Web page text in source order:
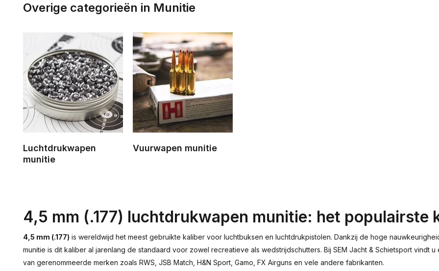
Overige categorieën in Munitie
Luchtdrukwapen
munitie
Vuurwapen munitie
4,5 mm (.177) luchtdrukwapen munitie: het populairste
4,5 mm (.177) is wereldwijd het meest gebruikte kaliber voor luchtbuksen en luchtdrukpistolen. Dankzij de hoge
munitie is dit kaliber al jarenlang de standaard voor zowel recreatieve als wedstrijdschutters. Bij SEM Jacht & Schietsport vindt
van gerenommeerde merken zoals RWS, JSB Match, H&N Sport, Gamo, FX Airguns en vele andere fabrikanten.